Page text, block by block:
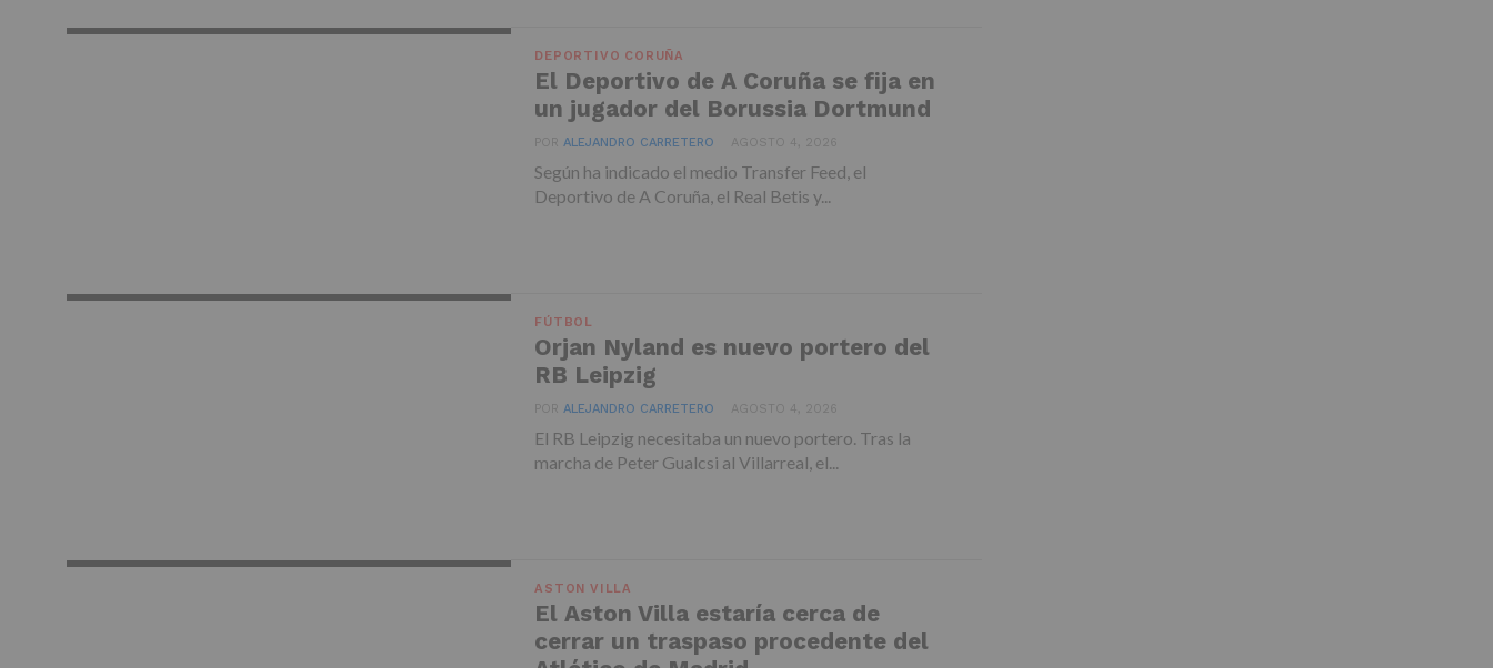
DEPORTIVO CORUÑA
El Deportivo de A Coruña se fija en
un jugador del Borussia Dortmund
PORALEJANDRO CARRETERO AGOSTO 4, 2026
Según ha indicado el medio Transfer Feed, el
Deportivo de A Coruña, el Real Betis y...
FÚTBOL
Orjan Nyland es nuevo portero del
RB Leipzig
PORALEJANDRO CARRETERO AGOSTO 4, 2026
El RB Leipzig necesitaba un nuevo portero. Tras la
marcha de Peter Gualcsi al Villarreal, el...
ASTON VILLA
El Aston Villa estaría cerca de
cerrar un traspaso procedente del